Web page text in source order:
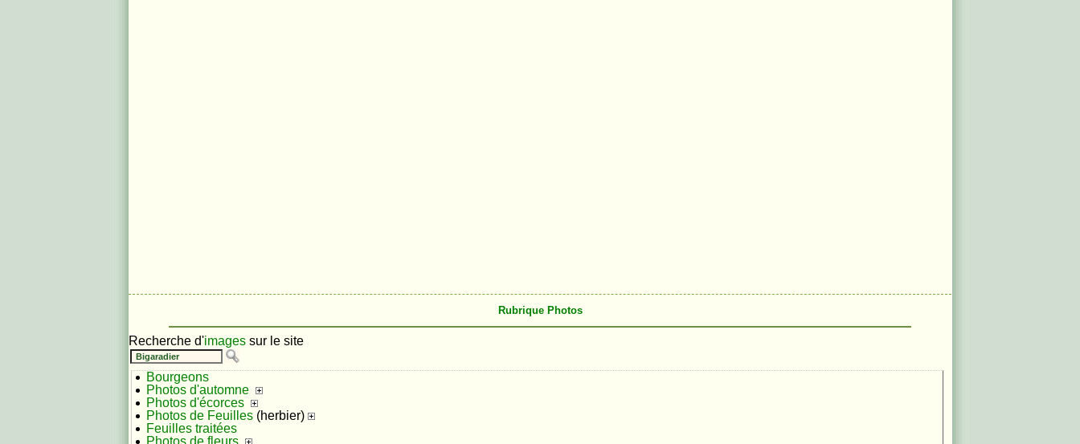
Rubrique Photos
Recherche d'images sur le site
Bourgeons
Photos d'automne
Photos d'écorces
Photos de Feuilles (herbier)
Feuilles traitées